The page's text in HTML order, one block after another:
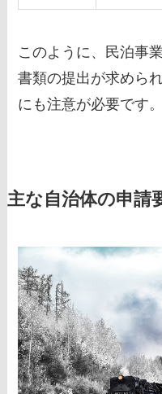
このように、民泊事
書類の提出が求めら
にも注意が必要です。
主な自治体の申請